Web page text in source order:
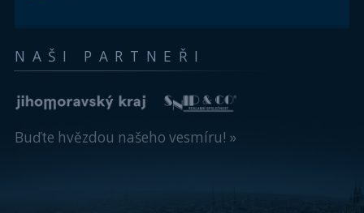
NAŠI PARTNEŘI
Buďte hvězdou našeho vesmíru! »